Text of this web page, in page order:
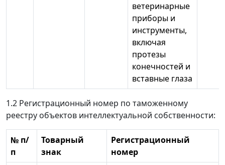
ветеринарные
приборы и
инструменты,
включая
протезы
конечностей и
вставные глаза
1.2 Регистрационный номер по таможенному
реестру объектов интеллектуальной собственности:
№ п/
п
Товарный
знак
Регистрационный
номер